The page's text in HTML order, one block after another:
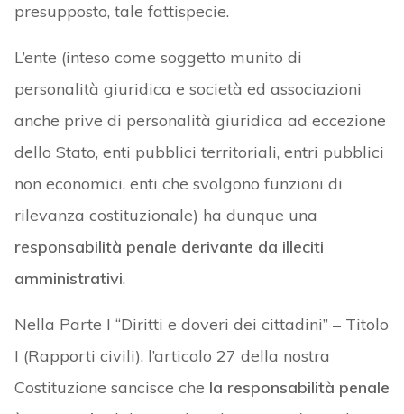
presupposto, tale fattispecie.
L’ente (inteso come soggetto munito di
personalità giuridica e società ed associazioni
anche prive di personalità giuridica ad eccezione
dello Stato, enti pubblici territoriali, entri pubblici
non economici, enti che svolgono funzioni di
rilevanza costituzionale) ha dunque una
responsabilità penale derivante da illeciti
amministrativi.
Nella Parte I “Diritti e doveri dei cittadini” – Titolo
I (Rapporti civili), l’articolo 27 della nostra
Costituzione sancisce che la responsabilità penale